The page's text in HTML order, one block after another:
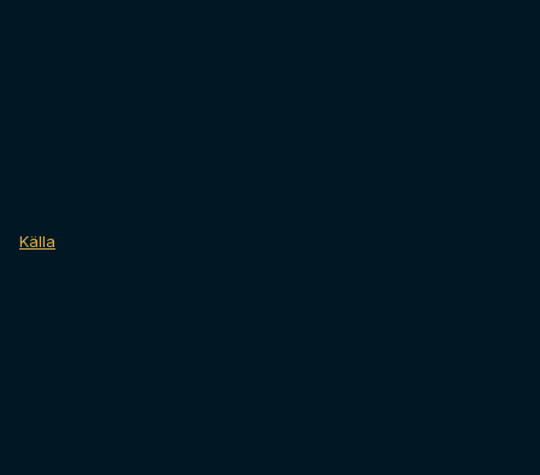
Källa